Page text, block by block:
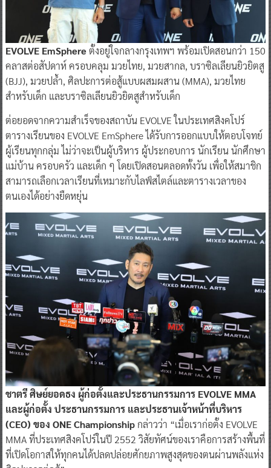
EVOLVE EmSphereตั้งอยู่ใจกลางกรุงเทพฯ พร้อมเปิดสอนกว่า 150
คลาสต่อสัปดาห์ ครอบคลุม มวยไทย, มวยสากล, บราซิลเลียนยิวยิตสู
(BJJ), มวยปล้ำ, ศิลปะการต่อสู้แบบผสมผสาน (MMA), มวยไทย
สำหรับเด็ก และบราซิลเลียนยิวยิตสูสำหรับเด็ก
ต่อยอดจากความสำเร็จของสถาบัน EVOLVE ในประเทศสิงคโปร์
ตารางเรียนของ EVOLVE EmSphere ได้รับการออกแบบให้ตอบโจทย์
ผู้เรียนทุกกลุ่ม ไม่ว่าจะเป็นผู้บริหาร ผู้ประกอบการ นักเรียน นักศึกษา
แม่บ้าน ครอบครัว และเด็ก ๆ โดยเปิดสอนตลอดทั้งวัน เพื่อให้สมาชิก
สามารถเลือกเวลาเรียนที่เหมาะกับไลฟ์สไตล์และตารางเวลาของ
ตนเองได้อย่างยืดหยุ่น
ชาตรี ศิษย์ยอดธง ผู้ก่อตั้งและประธานกรรมการ EVOLVE MMA
และผู้ก่อตั้ง ประธานกรรมการ และประธานเจ้าหน้าที่บริหาร
(CEO) ของ ONE Championshipกล่าวว่า “เมื่อเราก่อตั้ง EVOLVE
MMA ที่ประเทศสิงคโปร์ในปี 2552 วิสัยทัศน์ของเราคือการสร้างพื้นที่
ที่เปิดโอกาสให้ทุกคนได้ปลดปล่อยศักยภาพสูงสุดของตนผ่านพลังแห่ง